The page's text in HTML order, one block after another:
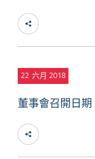
22 六月 2018
董事會召開日期